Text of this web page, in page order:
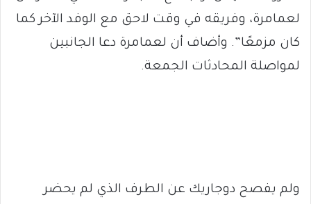
لعمامرة، وفريقه في وقت لاحق مع الوفد الآخر كما
كان مزمعًا”. وأضاف أن لعمامرة دعا الجانبين
لمواصلة المحادثات الجمعة.
ولم يفصح دوجاريك عن الطرف الذي لم يحضر